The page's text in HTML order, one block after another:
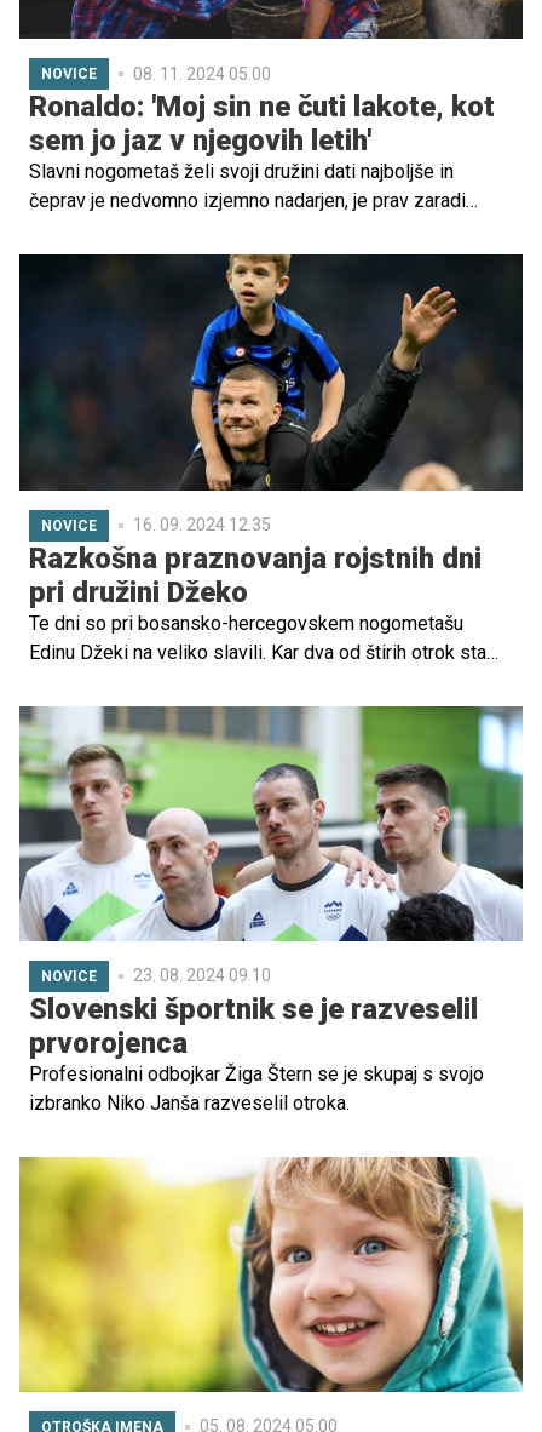
NOVICE 08. 11. 2024 05.00
Ronaldo: 'Moj sin ne čuti lakote, kot
sem jo jaz v njegovih letih'
Slavni nogometaš želi svoji družini dati najboljše in
čeprav je nedvomno izjemno nadarjen, je prav zaradi
največje športne uspehe. Pravi, da njegovi otroci ne vedo,
kaj pomeni odrekanje, lakota in močna želja po uspehu.
NOVICE 16. 09. 2024 12.35
Razkošna praznovanja rojstnih dni
pri družini Džeko
Te dni so pri bosansko-hercegovskem nogometašu
Edinu Džeki na veliko slavili. Kar dva od štirih otrok sta
pa še njen brat Dani. Poglejte si, kako razkošni zabavi sta
jima priredila starša Amra in Edin.
NOVICE 23. 08. 2024 09.10
Slovenski športnik se je razveselil
prvorojenca
Profesionalni odbojkar Žiga Štern se je skupaj s svojo
izbranko Niko Janša razveselil otroka.
OTROŠKA IMENA 05. 08. 2024 05.00